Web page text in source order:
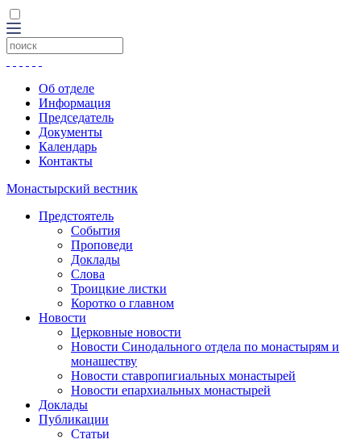
Об отделе
Информация
Председатель
Документы
Календарь
Контакты
Монастырский вестник
Предстоятель
События
Проповеди
Доклады
Слова
Троицкие листки
Коротко о главном
Новости
Церковные новости
Новости Синодального отдела по монастырям и
монашеству
Новости ставропигиальных монастырей
Новости епархиальных монастырей
Доклады
Публикации
Статьи